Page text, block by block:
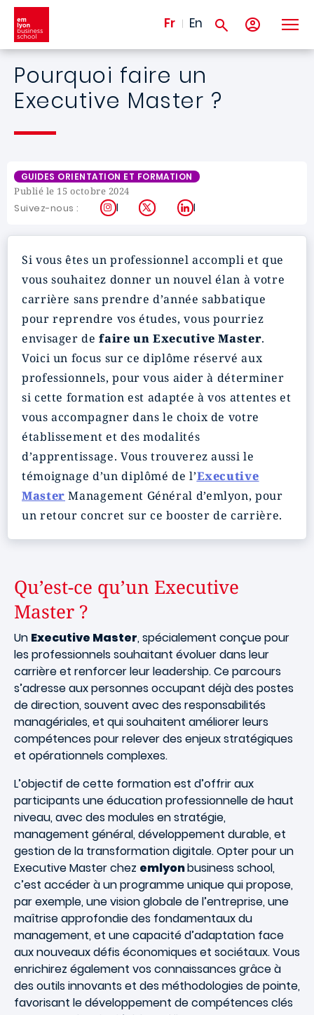
Aller au contenu principal
Fr En
Pourquoi faire un
Executive Master ?
GUIDES ORIENTATION ET FORMATION
Publié le 15 octobre 2024
Suivez-nous : Instagram
X LinkedIn
Si vous êtes un professionnel accompli et que
vous souhaitez donner un nouvel élan à votre
carrière sans prendre d’année sabbatique
pour reprendre vos études, vous pourriez
envisager defaire un Executive Master.
Voici un focus sur ce diplôme réservé aux
professionnels, pour vous aider à déterminer
si cette formation est adaptée à vos attentes et
vous accompagner dans le choix de votre
établissement et des modalités
d’apprentissage. Vous trouverez aussi le
témoignage d’un diplômé de l’Executive
Master Management Général d’emlyon, pour
un retour concret sur ce booster de carrière.
Qu’est-ce qu’un Executive
Master ?
Un Executive Master, spécialement conçue pour
les professionnels souhaitant évoluer dans leur
carrière et renforcer leur leadership. Ce parcours
s’adresse aux personnes occupant déjà des postes
de direction, souvent avec des responsabilités
managériales, et qui souhaitent améliorer leurs
compétences pour relever des enjeux stratégiques
et opérationnels complexes.
L’objectif de cette formation est d’offrir aux
participants une éducation professionnelle de haut
niveau, avec des modules en stratégie,
management général, développement durable, et
gestion de la transformation digitale. Opter pour un
Executive Master chez emlyonbusiness school,
c’est accéder à un programme unique qui propose,
par exemple, une vision globale de l’entreprise, une
maîtrise approfondie des fondamentaux du
management, et une capacité d’adaptation face
aux nouveaux défis économiques et sociétaux. Vous
enrichirez également vos connaissances grâce à
des outils innovants et des méthodologies de pointe,
favorisant le développement de compétences clés